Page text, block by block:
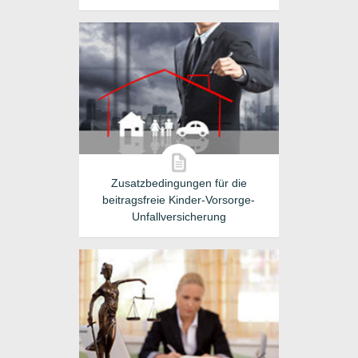
Zusatzbedingungen für die
beitragsfreie Kinder-Vorsorge-
Unfallversicherung